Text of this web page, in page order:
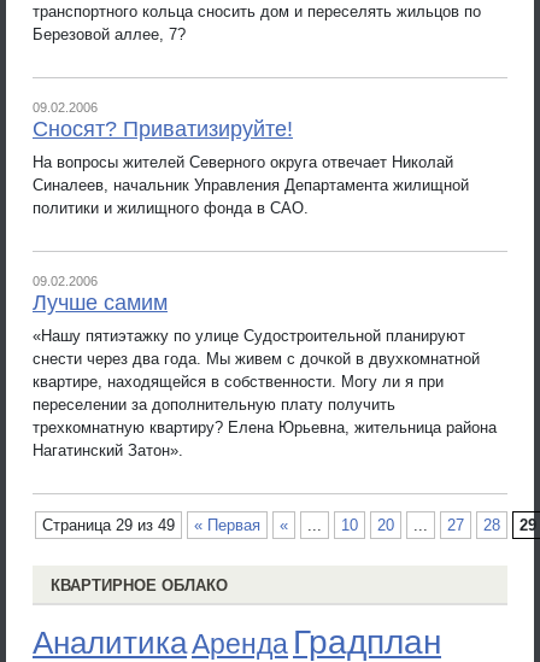
транспортного кольца сносить дом и переселять жильцов по
Березовой аллее, 7?
09.02.2006
Сносят? Приватизируйте!
На вопросы жителей Северного округа отвечает Николай
Синалеев, начальник Управления Департамента жилищной
политики и жилищного фонда в САО.
09.02.2006
Лучше самим
«Нашу пятиэтажку по улице Судостроительной планируют
снести через два года. Мы живем с дочкой в двухкомнатной
квартире, находящейся в собственности. Могу ли я при
переселении за дополнительную плату получить
трехкомнатную квартиру? Елена Юрьевна, жительница района
Нагатинский Затон».
Страница 29 из 49 « Первая « ... 10 20 ... 27 28 29
КВАРТИРНОЕ ОБЛАКО
АналитикаАренда Градплан